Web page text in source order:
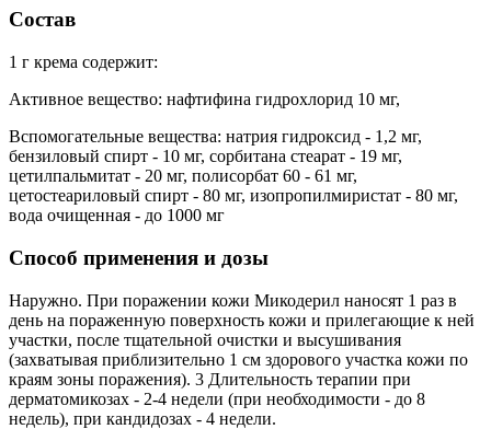
Состав
1 г крема содержит:
Активное вещество: нафтифина гидрохлорид 10 мг,
Вспомогательные вещества: натрия гидроксид - 1,2 мг,
бензиловый спирт - 10 мг, сорбитана стеарат - 19 мг,
цетилпальмитат - 20 мг, полисорбат 60 - 61 мг,
цетостеариловый спирт - 80 мг, изопропилмиристат - 80 мг,
вода очищенная - до 1000 мг
Способ применения и дозы
Наружно. При поражении кожи Микодерил наносят 1 раз в
день на пораженную поверхность кожи и прилегающие к ней
участки, после тщательной очистки и высушивания
(захватывая приблизительно 1 см здорового участка кожи по
краям зоны поражения). 3 Длительность терапии при
дерматомикозах - 2-4 недели (при необходимости - до 8
недель), при кандидозах - 4 недели.